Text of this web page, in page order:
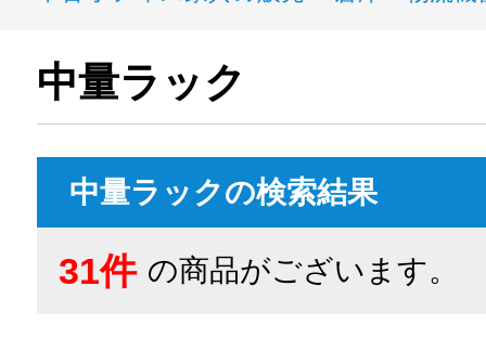
中量ラック
中量ラックの検索結果
31件 の商品がございます。